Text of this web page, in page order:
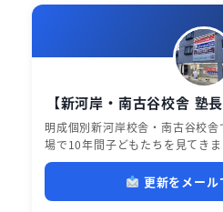
【新河岸・南古谷校舎 塾
明成個別新河岸校舎・南古谷校
場で10年間子どもたちを見てき
更新をメール